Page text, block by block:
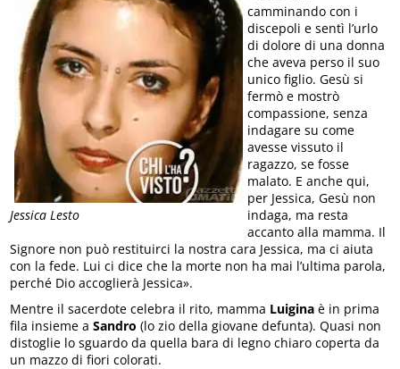
Jessica Lesto
camminando con i
discepoli e sentì l’urlo
di dolore di una donna
che aveva perso il suo
unico figlio. Gesù si
fermò e mostrò
compassione, senza
indagare su come
avesse vissuto il
ragazzo, se fosse
malato. E anche qui,
per Jessica, Gesù non
indaga, ma resta
accanto alla mamma. Il
Signore non può restituirci la nostra cara Jessica, ma ci aiuta
con la fede. Lui ci dice che la morte non ha mai l’ultima parola,
perché Dio accoglierà Jessica».
Mentre il sacerdote celebra il rito, mamma Luigina è in prima
fila insieme aSandro (lo zio della giovane defunta). Quasi non
distoglie lo sguardo da quella bara di legno chiaro coperta da
un mazzo di fiori colorati.